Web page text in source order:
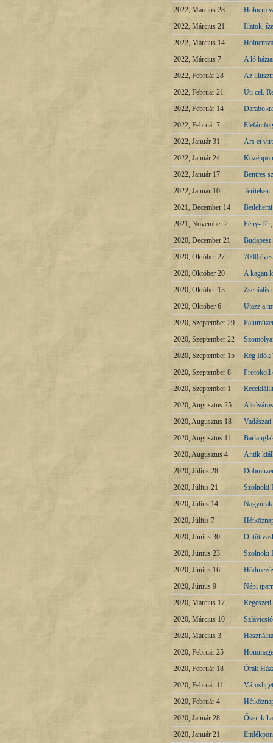
2022, Március 28
Holnem
2022, Március 21
Illatok,
2022, Március 14
2022, Március 7
A ló
2022, Február 28
Az
2022, Február 21
Úti cél.
2022, Február 14
2022, Február 7
2022, Január 31
Ars et
2022, Január 24
2022, Január 17
Bentres
2022, Január 10
2021, December 14
2021, November 2
Fény-
2020, December 21
Budapest
2020, Október 27
7000
2020, Október 20
A kagán
2020, Október 13
Zseniális
2020, Október 6
Utazz a
2020, Szeptember 29
2020, Szeptember 22
2020, Szeptember 15
Rég Idők
2020, Szeptember 8
Protokoll
2020, Szeptember 1
2020, Augusztus 25
2020, Augusztus 18
2020, Augusztus 11
2020, Augusztus 4
Antik
2020, Július 28
2020, Július 21
Szolnoki
2020, Július 14
2020, Július 7
2020, Június 30
2020, Június 23
Szolnoki
2020, Június 16
2020, Június 9
Népi
2020, Március 17
2020, Március 10
2020, Március 3
2020, Február 25
2020, Február 18
Órák
2020, Február 11
2020, Február 4
2020, Január 28
Őseink
2020, Január 21